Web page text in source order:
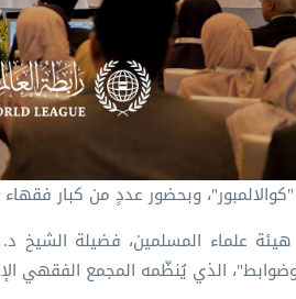
وبحضور عددٍ من كبار فقهاء
علماء المسلمين، فضيلة الشيخ
الذي يُنظّمه المجمع الفقهي